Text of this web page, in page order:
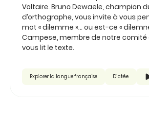
Voltaire. Bruno Dewaele, champion
d’orthographe, vous invite à vous
mot « dilemme »… ou est-ce «
Campese, membre de notre comité
vous lit le texte.
Explorer la langue française Dictée